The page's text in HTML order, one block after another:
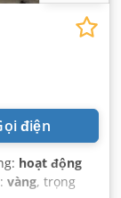
điện
hoạt động
vàng, trọng